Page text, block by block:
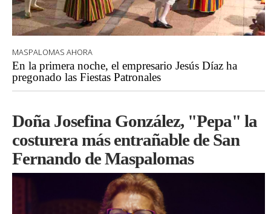
MASPALOMAS AHORA
En la primera noche, el empresario Jesús Díaz ha
pregonado las Fiestas Patronales
Doña Josefina González, "Pepa" la
costurera más entrañable de San
Fernando de Maspalomas